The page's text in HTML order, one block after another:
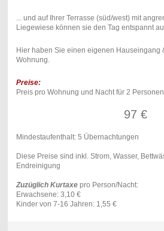
... und auf Ihrer Terrasse (süd/west) mit
Liegewiese können sie den Tag entspannt
Hier haben Sie einen eigenen Hauseingang
Wohnung.
Preise:
Preis pro Wohnung und Nacht für 2
97 €
Mindestaufenthalt: 5 Übernachtungen
Diese Preise sind inkl. Strom, Wasser,
Endreinigung
Zuzüglich Kurtaxepro Person/Nacht:
Erwachsene: 3,10 €
Kinder von 7-16 Jahren: 1,55 €